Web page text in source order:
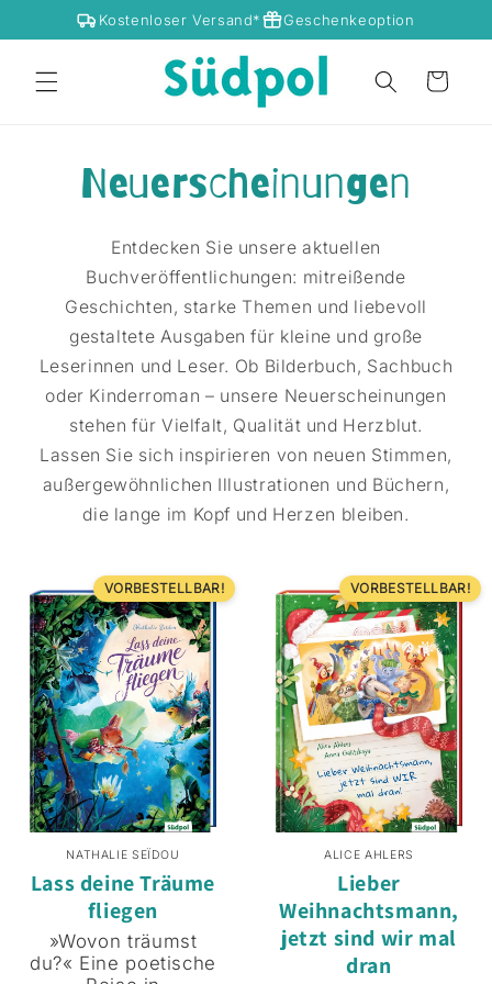
Direkt zum Inhalt
Kostenloser Versand* Geschenkeoption
Warenkorb
Neuerscheinungen
Entdecken Sie unsere aktuellen
Buchveröffentlichungen: mitreißende
Geschichten, starke Themen und liebevoll
gestaltete Ausgaben für kleine und große
Leserinnen und Leser. Ob Bilderbuch, Sachbuch
oder Kinderroman – unsere Neuerscheinungen
stehen für Vielfalt, Qualität und Herzblut.
Lassen Sie sich inspirieren von neuen Stimmen,
außergewöhnlichen Illustrationen und Büchern,
die lange im Kopf und Herzen bleiben.
VORBESTELLBAR!
NATHALIE SEÏDOU
Lass deine Träume
fliegen
»Wovon träumst
du?« Eine poetische
VORBESTELLBAR!
ALICE AHLERS
Lieber
Weihnachtsmann,
jetzt sind wir mal
dran